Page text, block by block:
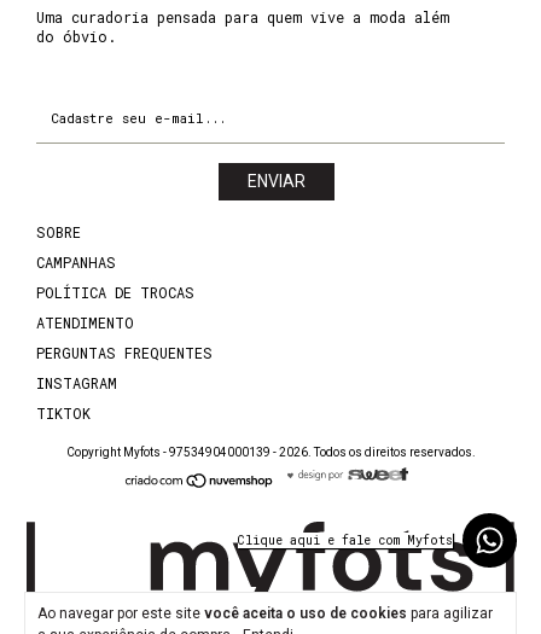
Ao navegar por este site você aceita o uso de cookies para agilizar
SOBRE
CAMPANHAS
POLÍTICA DE TROCAS
ATENDIMENTO
PERGUNTAS FREQUENTES
INSTAGRAM
TIKTOK
Copyright Myfots - 97534904000139 - 2026. Todos os direitos reservados.